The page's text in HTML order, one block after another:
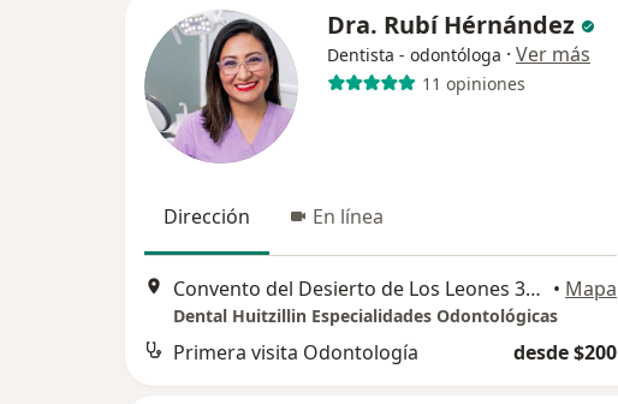
Dra. Rubí Hérnández
Dentista - odontóloga · Ver más
11 opiniones
Dirección En línea
Convento del Desierto de Los Leones 30, Ecatepec de Morelos • Mapa
Dental Huitzillin Especialidades Odontológicas
Primera visita Odontología desde $200